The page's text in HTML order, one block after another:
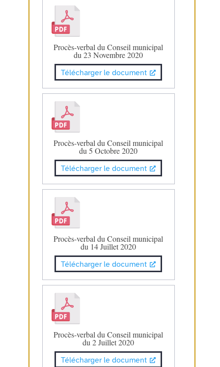
Procès-verbal du Conseil municipal
du 23 Novembre 2020
Télécharger le document
Procès-verbal du Conseil municipal
du 5 Octobre 2020
Télécharger le document
Procès-verbal du Conseil municipal
du 14 Juillet 2020
Télécharger le document
Procès-verbal du Conseil municipal
du 2 Juillet 2020
Télécharger le document